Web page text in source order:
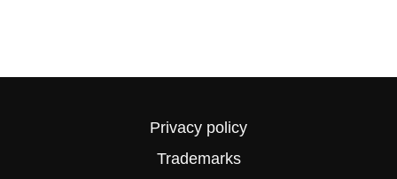
Privacy policy
Trademarks